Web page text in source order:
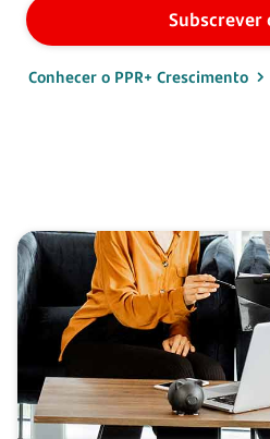
Subscrever
Conhecer o PPR+ Crescimento